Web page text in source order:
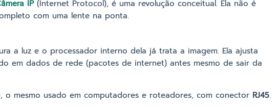
IP(Internet Protocol), é uma revolução conceitual. Ela não é
com uma lente na ponta.
a luz e o processador interno dela já trata a imagem. Ela ajusta
em dados de rede (pacotes de internet) antes mesmo de sair da
o mesmo usado em computadores e roteadores, com conector RJ45.